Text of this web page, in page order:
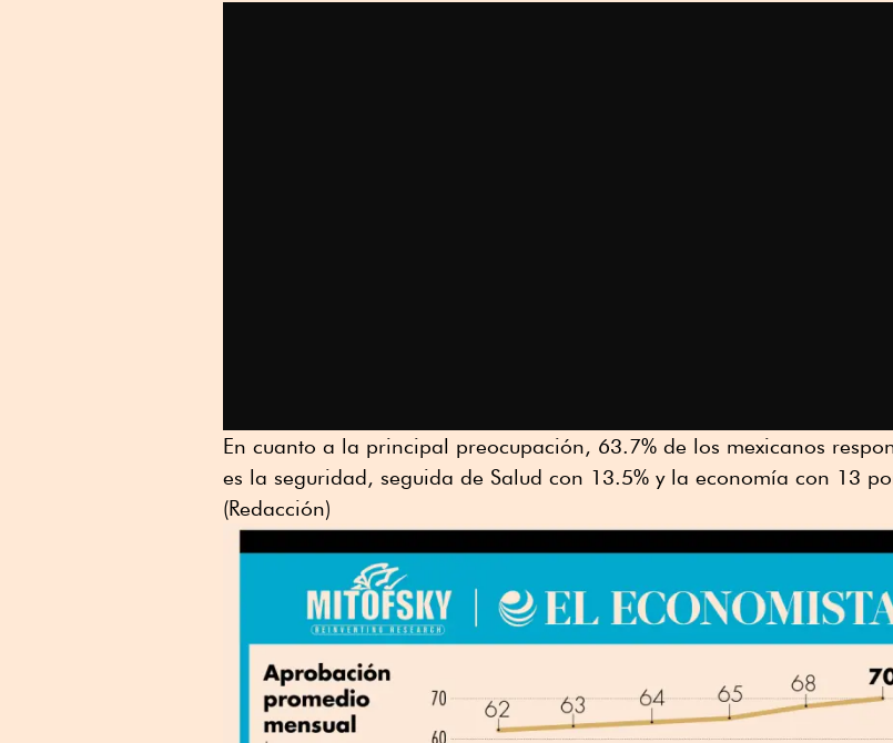
En cuanto a la principal preocupación, 63.7% de los mexicanos
es la seguridad, seguida de Salud con 13.5% y la economía con 13
(Redacción)